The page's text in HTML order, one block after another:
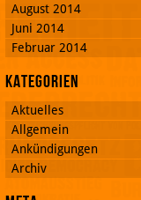
August 2014
Juni 2014
Februar 2014
Kategorien
Aktuelles
Allgemein
Ankündigungen
Archiv